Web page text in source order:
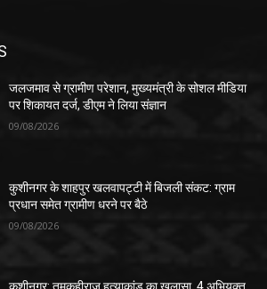
जलजमाव से ग्रामीण परेशान, मुख्यमंत्री के सोशल मीडिया
पर शिकायत दर्ज, डीएम ने लिया संज्ञान
09/08/2026
कुशीनगर के शाहपुर खलवापट्टी में बिजली संकट: ग्राम
प्रधान समेत ग्रामीण धरने पर बैठे
09/08/2026